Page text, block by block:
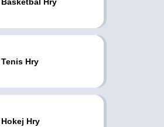
Tenis Hry
Hokej Hry